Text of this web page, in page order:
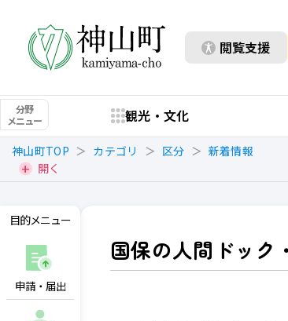
閲覧支援
分野
メニュー
観光・文化
神山町TOP カテゴリ 区分
新着情報
開く
目的メニュー
申請・届出
国保の人間ドック